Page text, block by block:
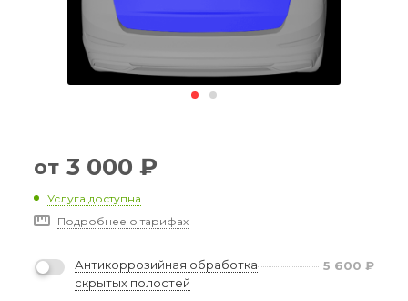
от 3 000 ₽
Услуга доступна
Подробнее о тарифах
Антикоррозийная обработка
скрытых полостей
5 600 ₽